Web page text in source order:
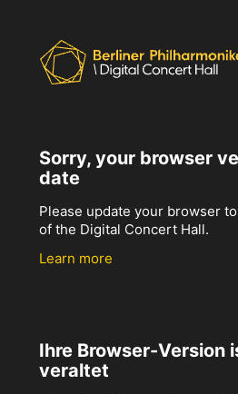
Sorry, your browser
date
Please update your browser
of the Digital Concert Hall.
Learn more
Ihre Browser-Version
veraltet